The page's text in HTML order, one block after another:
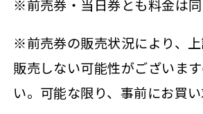
※前売券・当日券とも料金は同
※前売券の販売状況により、
販売しない可能性がございま
い。可能な限り、事前にお買い